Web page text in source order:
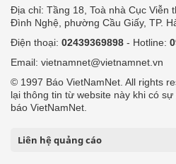
Địa chỉ: Tầng 18, Toà nhà Cục Viễn
Đình Nghệ, phường Cầu Giấy, TP.
Điện thoại: 02439369898 - Hotline:
Email: vietnamnet@vietnamnet.vn
© 1997 Báo VietNamNet. All rights
lại thông tin từ website này khi có
báo VietNamNet.
Liên hệ quảng cáo